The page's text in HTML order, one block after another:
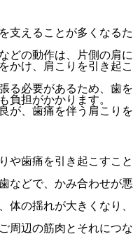
支えることが多くなるた
どの動作は、片側の肩に
かけ、肩こりを引き起こ
る必要があるため、歯を
負担がかかります。
が、歯痛を伴う肩こりを
や歯痛を引き起こすこと
などで、かみ合わせが悪
体の揺れが大きくなり、
周辺の筋肉とそれにつな